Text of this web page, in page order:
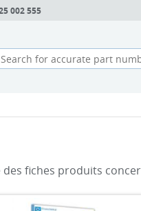
002 555
fiches produits